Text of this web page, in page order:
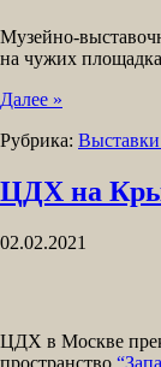
Музейно-
на чужих
Далее »
Рубрика:
ЦДХ на
02.02.2021
ЦДХ в Москве
пространство